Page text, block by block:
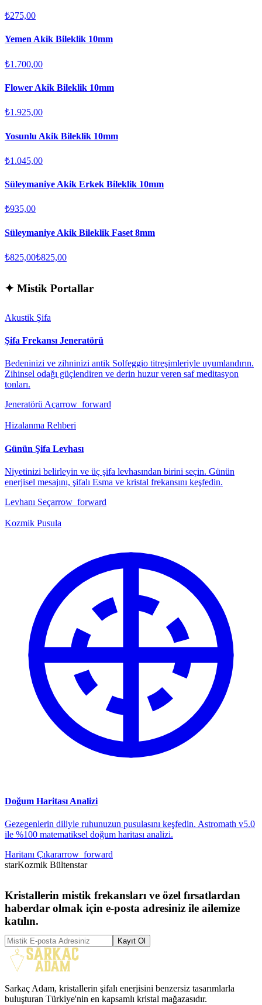
₺275,00
Yemen Akik Bileklik 10mm
₺1.700,00
Flower Akik Bileklik 10mm
₺1.925,00
Yosunlu Akik Bileklik 10mm
₺1.045,00
Süleymaniye Akik Erkek Bileklik 10mm
₺935,00
Süleymaniye Akik Bileklik Faset 8mm
₺825,00₺825,00
✦ Mistik Portallar
Akustik Şifa
Şifa Frekansı Jeneratörü
Bedeninizi ve zihninizi antik Solfeggio titreşimleriyle uyumlandırın.
Zihinsel odağı güçlendiren ve derin huzur veren saf meditasyon
tonları.
Jeneratörü Açarrow_forward
Hizalanma Rehberi
Günün Şifa Levhası
Niyetinizi belirleyin ve üç şifa levhasından birini seçin. Günün
enerjisel mesajını, şifalı Esma ve kristal frekansını keşfedin.
Levhanı Seçarrow_forward
Kozmik Pusula
Doğum Haritası Analizi
Gezegenlerin diliyle ruhunuzun pusulasını keşfedin. Astromath v5.0
ile %100 matematiksel doğum haritası analizi.
Haritanı Çıkararrow_forward
starKozmik Bültenstar
Kristallerin mistik frekansları ve özel fırsatlardan
haberdar olmak için e-posta adresiniz ile ailemize
katılın.
Kayıt Ol
Sarkaç Adam, kristallerin şifalı enerjisini benzersiz tasarımlarla
buluşturan Türkiye'nin en kapsamlı kristal mağazasıdır.